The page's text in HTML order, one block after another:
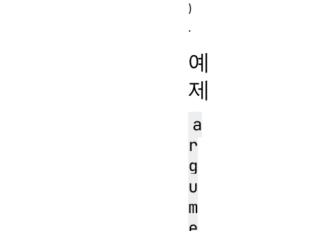
)
.
예
제
a
r
g
u
m